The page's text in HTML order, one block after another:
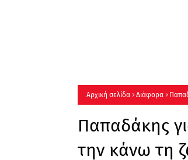
Αρχική σελίδα Διάφορα
Παπαδάκης
την κάνω τη